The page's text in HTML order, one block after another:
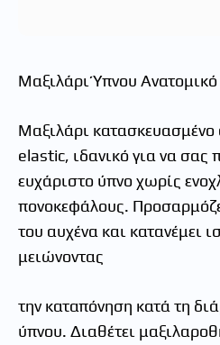
Μαξιλάρι Ύπνου
Μαξιλάρι κατασκευασμένο
elastic, ιδανικό για να σας
ευχάριστο ύπνο χωρίς
πονοκεφάλους.
του αυχένα και κατανέμει
μειώνοντας
την καταπόνηση κατά τη
ύπνου. Διαθέτει